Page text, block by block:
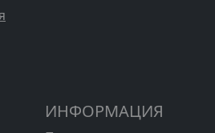
ИНФОРМАЦИЯ